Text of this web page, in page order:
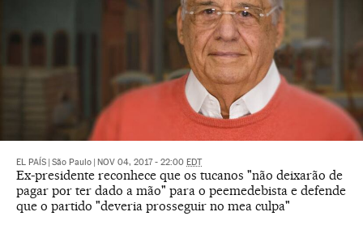
EL PAÍS São Paulo NOV 04, 2017 - 22:00 EDT
Ex-presidente reconhece que os tucanos "não deixarão de
pagar por ter dado a mão" para o peemedebista e defende
que o partido "deveria prosseguir no mea culpa"